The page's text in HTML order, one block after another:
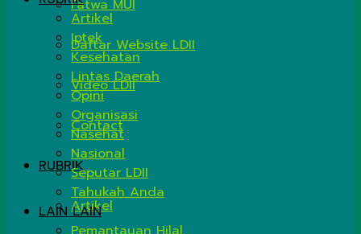
Fatwa MUI
Daftar Website LDII
Video LDII
Contact
RUBRIK
Artikel
Artikel
Iptek
Kesehatan
Lintas Daerah
Opini
Organisasi
Nasehat
Nasional
Seputar LDII
Tahukah Anda
LAIN LAIN